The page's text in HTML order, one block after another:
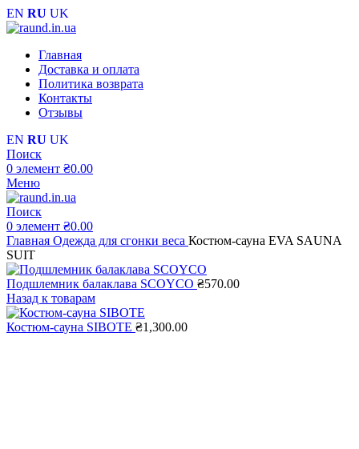
EN RU UK
Главная
Доставка и оплата
Политика возврата
Контакты
Отзывы
EN RU UK
Поиск
0 элемент ₴0.00
Меню
Поиск
0 элемент ₴0.00
Главная Одежда для сгонки веса Костюм-сауна EVA SAUNA
SUIT
Подшлемник балаклава SCOYCO ₴570.00
Назад к товарам
Костюм-сауна SIBOTE ₴1,300.00